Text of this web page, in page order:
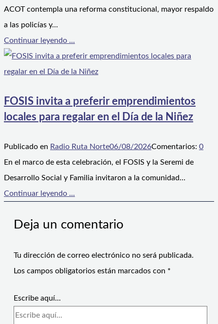
ACOT contempla una reforma constitucional, mayor respaldo
a las policías y…
Continuar leyendo ...
FOSIS invita a preferir emprendimientos
locales para regalar en el Día de la Niñez
Publicado en Radio Ruta Norte06/08/2026Comentarios: 0
En el marco de esta celebración, el FOSIS y la Seremi de
Desarrollo Social y Familia invitaron a la comunidad…
Continuar leyendo ...
Deja un comentario
Tu dirección de correo electrónico no será publicada.
Los campos obligatorios están marcados con *
Escribe aquí...